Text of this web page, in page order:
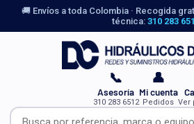
🚚 Envíos a toda Colombia · Recogida
técnica: 310 283
📞
Asesoría
310 283 6512
👤
Mi cuenta
Pedidos Ver